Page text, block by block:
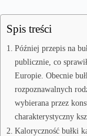
Spis treści
Później przepis na
publicznie, co
Europie. Obecnie
rozpoznawalnych
wybierana przez
charakterystyczny
Kaloryczność bułki